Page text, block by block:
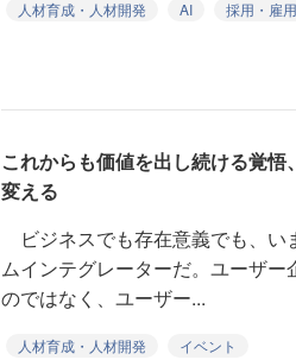
人材育成・人材開発 AI 採用・雇用
これからも価値を出し続ける覚
変える
ビジネスでも存在意義でも、い
ムインテグレーターだ。ユーザ
のではなく、ユーザー...
人材育成・人材開発 イベント